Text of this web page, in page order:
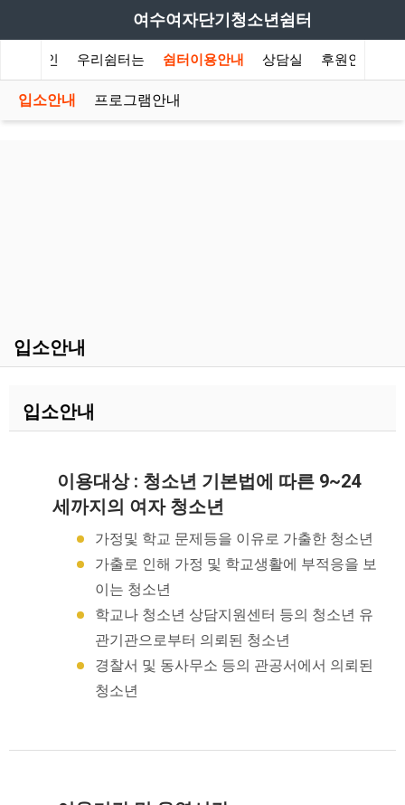
여수여자단기청소년쉼터
메인 우리쉼터는 쉼터이용안내 상담실 후원안내
입소안내 프로그램안내
입소안내
입소안내
이용대상 : 청소년 기본법에 따른 9~24
세까지의 여자 청소년
가정및 학교 문제등을 이유로 가출한 청소년
가출로 인해 가정 및 학교생활에 부적응을 보
이는 청소년
학교나 청소년 상담지원센터 등의 청소년 유
관기관으로부터 의뢰된 청소년
경찰서 및 동사무소 등의 관공서에서 의뢰된
청소년